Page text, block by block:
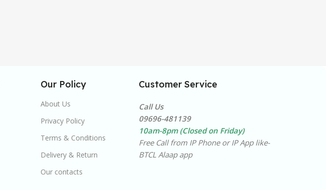
Our Policy
About Us
Privacy Policy
Terms & Conditions
Delivery & Return
Our contacts
Customer Service
Call Us
09696-481139
10am-8pm (Closed on Friday)
Free Call from IP Phone or IP App like-
BTCL Alaap app